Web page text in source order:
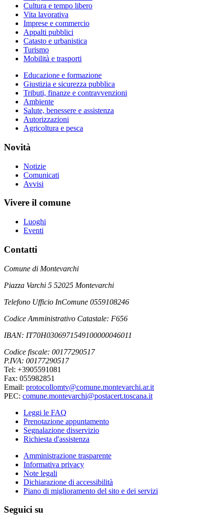
Cultura e tempo libero
Vita lavorativa
Imprese e commercio
Appalti pubblici
Catasto e urbanistica
Turismo
Mobilità e trasporti
Educazione e formazione
Giustizia e sicurezza pubblica
Tributi, finanze e contravvenzioni
Ambiente
Salute, benessere e assistenza
Autorizzazioni
Agricoltura e pesca
Novità
Notizie
Comunicati
Avvisi
Vivere il comune
Luoghi
Eventi
Contatti
Comune di Montevarchi
Piazza Varchi 5 52025 Montevarchi
Telefono Ufficio InComune 0559108246
Codice Amministrativo Catastale: F656
IBAN: IT70H0306971549100000046011
Codice fiscale: 00177290517
P.IVA: 00177290517
Tel: +3905591081
Fax: 055982851
Email: protocollomtv@comune.montevarchi.ar.it
PEC: comune.montevarchi@postacert.toscana.it
Leggi le FAQ
Prenotazione appuntamento
Segnalazione disservizio
Richiesta d'assistenza
Amministrazione trasparente
Informativa privacy
Note legali
Dichiarazione di accessibilità
Piano di miglioramento del sito e dei servizi
Seguici su